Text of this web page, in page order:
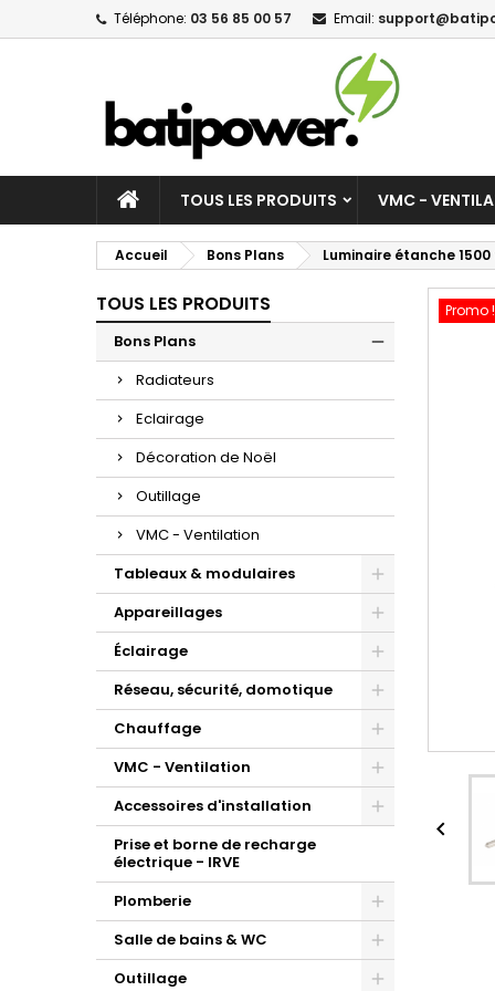
Téléphone: 03 56 85 00 57 Email:
TOUS LES PRODUITS VMC -
Accueil Bons Plans Luminaire étanche
TOUS LES PRODUITS
Bons Plans
Radiateurs
Eclairage
Décoration de Noël
Outillage
VMC - Ventilation
Tableaux & modulaires
Appareillages
Éclairage
Réseau, sécurité, domotique
Chauffage
VMC - Ventilation
Accessoires d'installation
Prise et borne de recharge
électrique - IRVE
Plomberie
Salle de bains & WC
Outillage
Promo !
